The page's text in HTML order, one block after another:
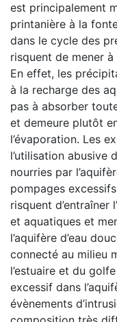
est principalement
printanière à la
dans le cycle des
risquent de mener à
En effet, les
à la recharge des
pas à absorber
et demeure plutôt
l’évaporation. Les
l’utilisation abusive
nourries par
pompages
risquent d’entraîner
et aquatiques et
l’aquifère d’eau
connecté au milieu
l’estuaire et du
excessif dans
évènements